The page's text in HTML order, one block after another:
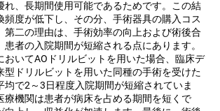
れ、長期間使用可能であるためです。この結
頻度が低下し、その分、手術器具の購入コス
第二の理由は、手術効率の向上および術後合
者の入院期間が短縮される点にあります。
おいてAOドリルビットを用いた場合、臨床デ
型ドリルビットを用いた同種の手術を受けた
均で2～3日程度入院期間が短縮されていま
療機関は患者が病床を占める期間を短くで